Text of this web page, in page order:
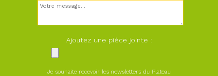
Ajoutez une pièce jointe :
Je souhaite recevoir les newsletters du Plateau